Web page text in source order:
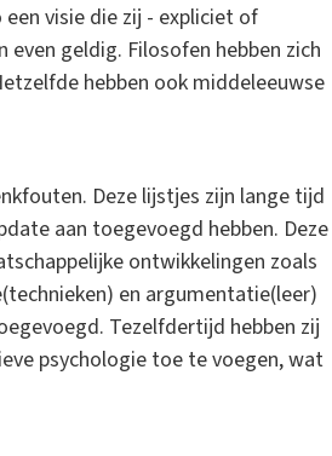
visie die zij - expliciet of
geldig. Filosofen hebben zich
hebben ook middeleeuwse
Deze lijstjes zijn lange tijd
aan toegevoegd hebben. Deze
ontwikkelingen zoals
en argumentatie(leer)
Tezelfdertijd hebben zij
psychologie toe te voegen, wat